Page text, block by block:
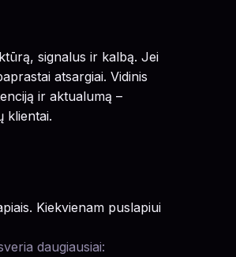
signalus ir kalbą. Jei
atsargiai. Vidinis
ir aktualumą –
klientai.
Kiekvienam puslapiui
daugiausiai: